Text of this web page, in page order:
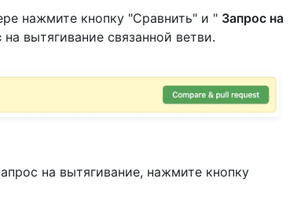
нажмите кнопку "Сравнить" и " Запрос на
на вытягивание связанной ветви.
на вытягивание, нажмите кнопку